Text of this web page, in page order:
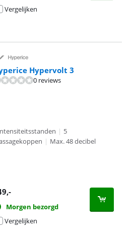
Vergelijken
Hypervolt 3
0 reviews
| 5
| Max. 48 decibel
,-
Morgen bezorgd
Vergelijken